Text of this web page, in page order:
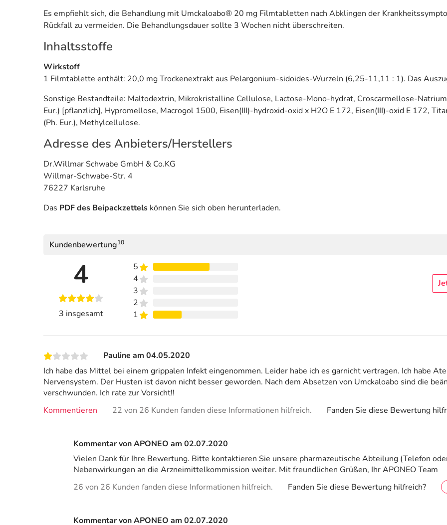
Es empfiehlt sich, die Behandlung mit Umckaloabo® 20 mg Filmtabletten nach Abklingen der
Rückfall zu vermeiden. Die Behandlungsdauer sollte 3 Wochen nicht überschreiten.
Inhaltsstoffe
Wirkstoff
1 Filmtablette enthält: 20,0 mg Trockenextrakt aus Pelargonium-sidoides-Wurzeln (6,25-11,11 : 1). Das
Sonstige Bestandteile: Maltodextrin, Mikrokristalline Cellulose, Lactose-Mono-hydrat, Croscarmellose-
Eur.) [pflanzlich], Hypromellose, Macrogol 1500, Eisen(III)-hydroxid-oxid x H2O E 172, Eisen(III)-oxid E 172,
(Ph. Eur.), Methylcellulose.
Adresse des Anbieters/Herstellers
Dr.Willmar Schwabe GmbH & Co.KG
Willmar-Schwabe-Str. 4
76227 Karlsruhe
Das PDF des Beipackzettels können Sie sich oben herunterladen.
Kundenbewertung10
4
3 insgesamt
5
4
3
2
1
Pauline am 04.05.2020
Ich habe das Mittel bei einem grippalen Infekt eingenommen. Leider habe ich es garnicht vertragen. Ich habe
Nervensystem. Der Husten ist davon nicht besser geworden. Nach dem Absetzen von Umckaloabo sind die
verschwunden. Ich rate zur Vorsicht!!
Kommentieren
22 von 26 Kunden fanden diese Informationen hilfreich. Fanden Sie diese Bewertung
Kommentar von APONEO am 02.07.2020
Vielen Dank für Ihre Bewertung. Bitte kontaktieren Sie unsere pharmazeutische Abteilung (Telefon
Nebenwirkungen an die Arzneimittelkommission weiter. Mit freundlichen Grüßen, Ihr APONEO Team
26 von 26 Kunden fanden diese Informationen hilfreich.
Fanden Sie diese Bewertung hilfreich?
Kommentar von APONEO am 02.07.2020